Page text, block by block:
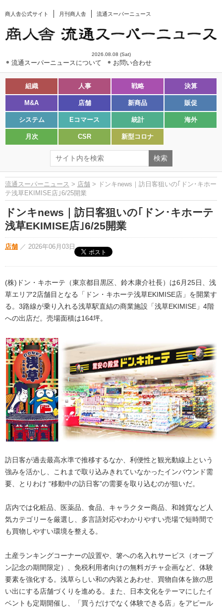
商人舎公式サイト 月刊商人舎 流通スーパーニュース
2026.08.08 (Sat)
流通スーパーニュースについて お問い合わせ
組織 人事 戦略 決算
M&A 店舗 新商品 販促
システム Eコマース 統計 海外
月次 CSR 新型コロナ
流通スーパーニュース > 店舗 > ドンキnews｜訪日客狙いの｢ドン･キホー
テ浅草EKIMISE店｣6/25開業
ドンキnews｜訪日客狙いの｢ドン･キホーテ
浅草EKIMISE店｣6/25開業
店舗 ／ 2026年06月03日
(株)ドン・キホーテ（東京都目黒区、鈴木康介社長）は6月25日、浅
草エリア2店舗目となる「ドン・キホーテ浅草EKIMISE店」を開業す
る。3路線が乗り入れる浅草駅直結の商業施設「浅草EKIMISE」4階
への出店だ。売場面積は164坪。
訪日客が過去最高水準で推移するなか、利便性と観光動線上という
強みを活かし、これまで取り込みきれていなかったインバウンド需
要、とりわけ “移動中の訪日客”の需要を取り込むのが狙いだ。
店内では化粧品、医薬品、食品、キャラクター商品、和雑貨など人
気カテゴリーを厳選し、多言語対応やわかりやすい売場で短時間で
も買物しやすい環境を整える。
土産ランキングコーナーの設置や、箸への名入れサービス（オープ
ン記念の期間限定）、免税利用者向けの無料ガチャ企画など、体験
要素を強化する。浅草らしい和の内装とあわせ、買物自体を旅の思
い出にする店舗づくりを進める。また、日本文化をテーマにしたイ
ベントも定期開催し、「買うだけでなく体験できる店」をアピール